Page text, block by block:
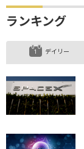
ランキング
デイリー